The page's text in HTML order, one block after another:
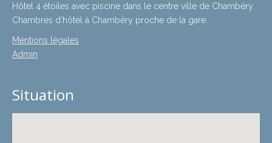
Hôtel 4 étoiles avec piscine dans le centre ville de Chambéry.
Chambres d’hôtel à Chambéry proche de la gare.
Mentions légales
Admin
Situation